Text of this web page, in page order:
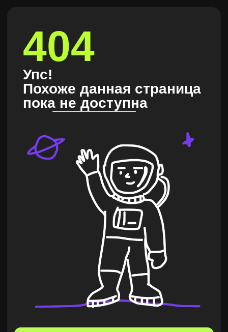
404
Упс!
Похоже данная страница
пока не доступна
Вернуться на главную